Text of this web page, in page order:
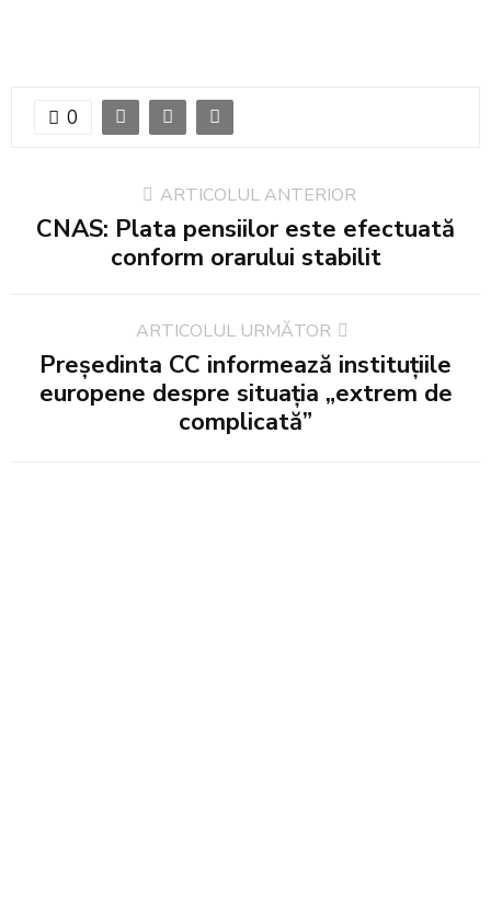
0
ARTICOLUL ANTERIOR
CNAS: Plata pensiilor este efectuată
conform orarului stabilit
ARTICOLUL URMĂTOR
Președinta CC informează instituțiile
europene despre situația „extrem de
complicată”